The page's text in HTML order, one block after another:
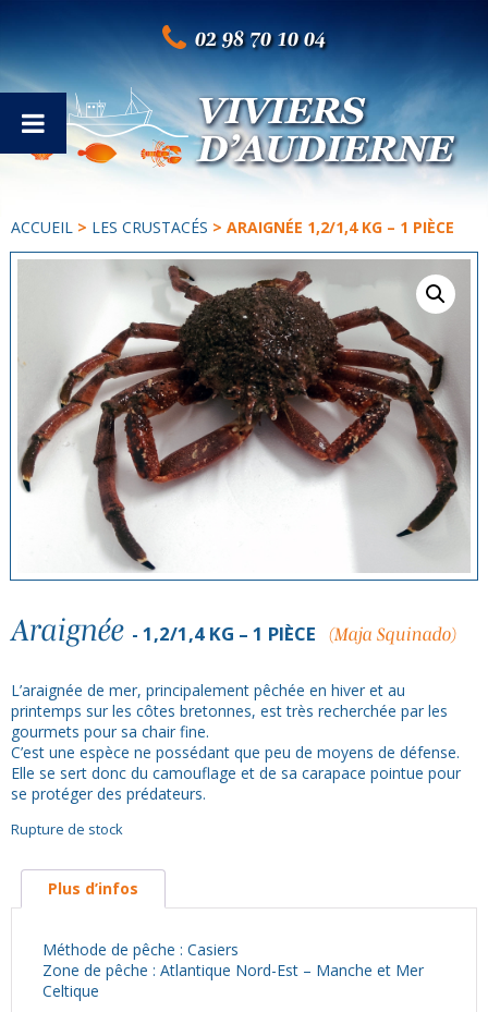
02 98 70 10 04
ACCUEIL > LES CRUSTACÉS > ARAIGNÉE 1,2/1,4 KG – 1 PIÈCE
Araignée 1,2/1,4 KG – 1 PIÈCE (Maja Squinado)
L’araignée de mer, principalement pêchée en hiver et au
printemps sur les côtes bretonnes, est très recherchée par les
gourmets pour sa chair fine.
C’est une espèce ne possédant que peu de moyens de défense.
Elle se sert donc du camouflage et de sa carapace pointue pour
se protéger des prédateurs.
Rupture de stock
Plus d’infos
Méthode de pêche : Casiers
Zone de pêche : Atlantique Nord-Est – Manche et Mer
Celtique